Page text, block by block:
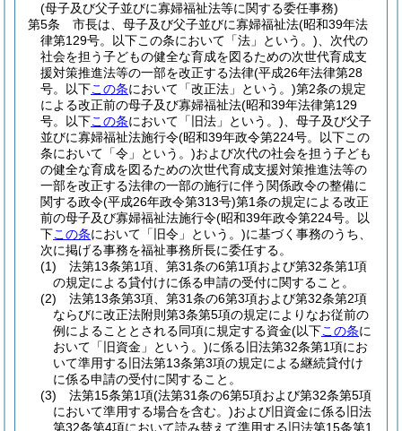
(母子及び父子並びに寡婦福祉法等に関する委任事務)
第5条
市長は、母子及び父子並びに寡婦福祉法(昭和39年法
律第129号。以下この条において「法」という。) 、次代の
社会を担う子どもの健全な育成を図るための次世代育成支
援対策推進法等の一部を改正する法律(平成26年法律第28
号。以下この条において「改正法」という。)第2条の規定
による改正前の母子及び寡婦福祉法(昭和39年法律第129
号。以下この条において「旧法」という。) 、母子及び父子
並びに寡婦福祉法施行令(昭和39年政令第224号。以下この
条において「令」という。)および次代の社会を担う子ども
の健全な育成を図るための次世代育成支援対策推進法等の
一部を改正する法律の一部の施行に伴う関係政令の整備に
関する政令(平成26年政令第313号)第1条の規定による改正
前の母子及び寡婦福祉法施行令(昭和39年政令第224号。以
下この条において「旧令」という。)に基づく事務のうち、
次に掲げる事務を福祉事務所長に委任する。
(1)
法第13条第1項、第31条の6第1項および第32条第1項
の規定による貸付けに係る申請の受付に関すること。
(2)
法第13条第3項、第31条の6第3項および第32条第2項
ならびに改正法附則第3条第5項の規定によりなお従前の
例によることとされる同項に規定する資金(以下この条に
おいて「旧資金」という。)に係る旧法第32条第1項にお
いて準用する旧法第13条第3項の規定による継続貸付け
に係る申請の受付に関すること。
(3)
法第15条第1項(法第31条の6第5項および第32条第5項
において準用する場合を含む。)および旧資金に係る旧法
第32条第4項において読み替えて準用する旧法第15条第1